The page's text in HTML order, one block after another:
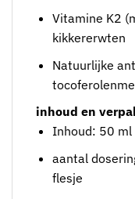
Vitamine K2
kikkererwten
Natuurlijke
inhoud en
Inhoud: 50 ml
aantal
flesje